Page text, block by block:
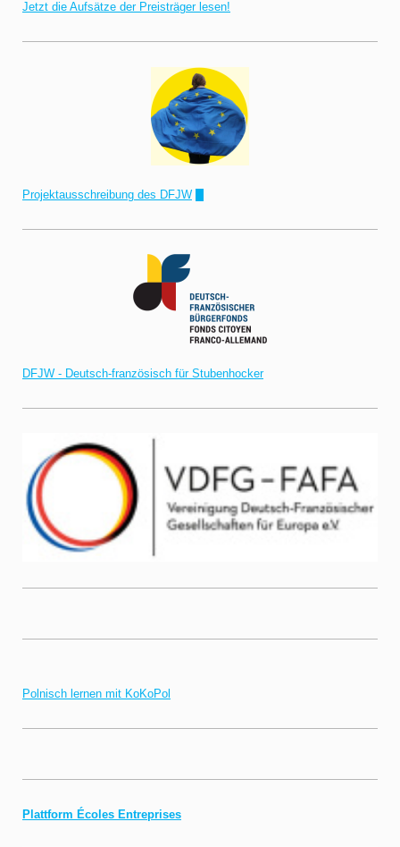
Jetzt die Aufsätze der Preisträger lesen!
Projektausschreibung des DFJW
DFJW - Deutsch-französisch für Stubenhocker
Polnisch lernen mit KoKoPol
Plattform Écoles Entreprises